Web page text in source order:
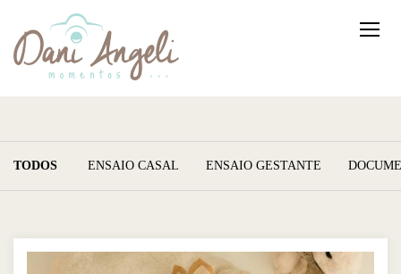
TODOS ENSAIO CASAL ENSAIO GESTANTE